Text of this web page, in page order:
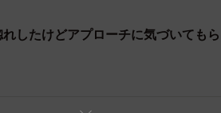
したけどアプローチに気づいてもら